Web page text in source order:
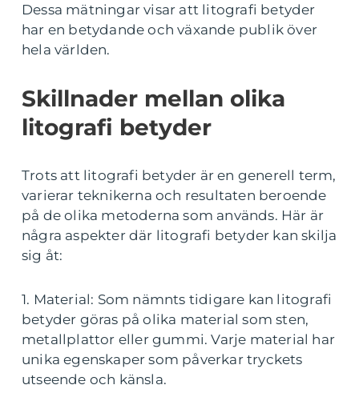
Dessa mätningar visar att litografi betyder
har en betydande och växande publik över
hela världen.
Skillnader mellan olika
litografi betyder
Trots att litografi betyder är en generell term,
varierar teknikerna och resultaten beroende
på de olika metoderna som används. Här är
några aspekter där litografi betyder kan skilja
sig åt:
1. Material: Som nämnts tidigare kan litografi
betyder göras på olika material som sten,
metallplattor eller gummi. Varje material har
unika egenskaper som påverkar tryckets
utseende och känsla.